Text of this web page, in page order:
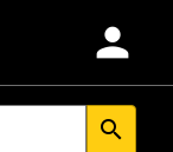
person
search